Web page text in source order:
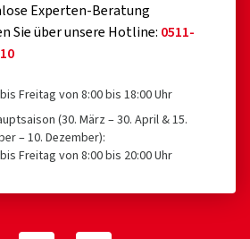
Experten-Beratung
Sie über unsere Hotline: 0511-
Freitag von 8:00 bis 18:00 Uhr
(30. März – 30. April & 15.
– 10. Dezember):
Freitag von 8:00 bis 20:00 Uhr